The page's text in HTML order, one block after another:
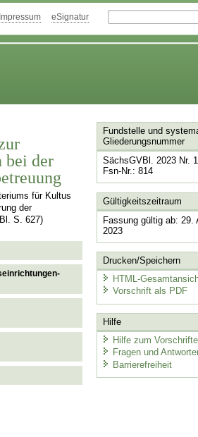
Impressum eSignatur
bei der
für Kultus
der
S. 627)
Fundstelle und
Gliederungsnummer
SächsGVBl. 2023 Nr.
Fsn-Nr.: 814
Gültigkeitszeitraum
Fassung gültig ab: 29.
2023
Drucken/Speichern
HTML-
Vorschrift als PDF
Hilfe
Hilfe zum
Fragen und
Barrierefreiheit